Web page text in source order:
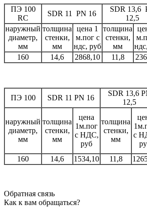
ПЭ 100
RC
SDR 11 PN 16
SDR 13,6
12,5
наружный
диаметр,
мм
толщина
стенки,
мм
цена 1
м.пог с
ндс, руб
толщина
стенки,
мм
160
14,6 2868,10 11,8
ПЭ 100 SDR 11 PN 16
SDR 13,6
12,5
наружный
диаметр,
мм
толщина
стенки,
мм
цена
1м.пог
с НДС,
руб
толщина
стенки,
мм
с
160 14,6 1534,10 11,8
Обратная связь
Как к вам обращаться?